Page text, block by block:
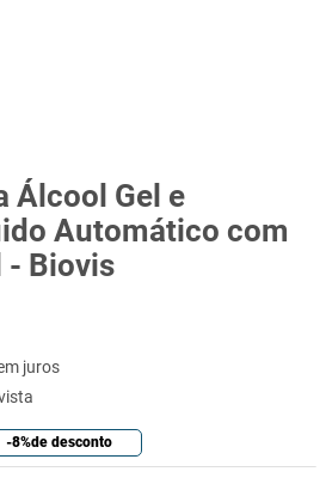
Álcool Gel e
Automático com
- Biovis
juros
-8%de desconto